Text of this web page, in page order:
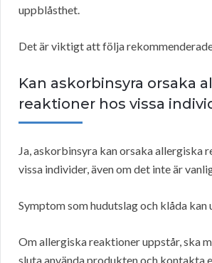
uppblåsthet.
Det är viktigt att följa
Kan askorbinsyra orsaka
reaktioner hos vissa
Ja, askorbinsyra kan orsaka allergiska
vissa individer, även om det inte är
Symptom som hudutslag och klåda kan
Om allergiska reaktioner uppstår, ska
sluta använda produkten och kontakta